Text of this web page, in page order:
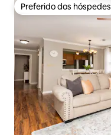
Preferido dos hóspedes
Preferido dos hóspedes